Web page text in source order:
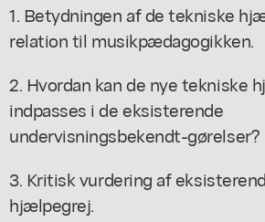
1. Betydningen af de tekniske
relation til musikpædagogikken.
2. Hvordan kan de nye tekniske
indpasses i de eksisterende
undervisningsbekendt-gørelser?
3. Kritisk vurdering af
hjælpegrej.